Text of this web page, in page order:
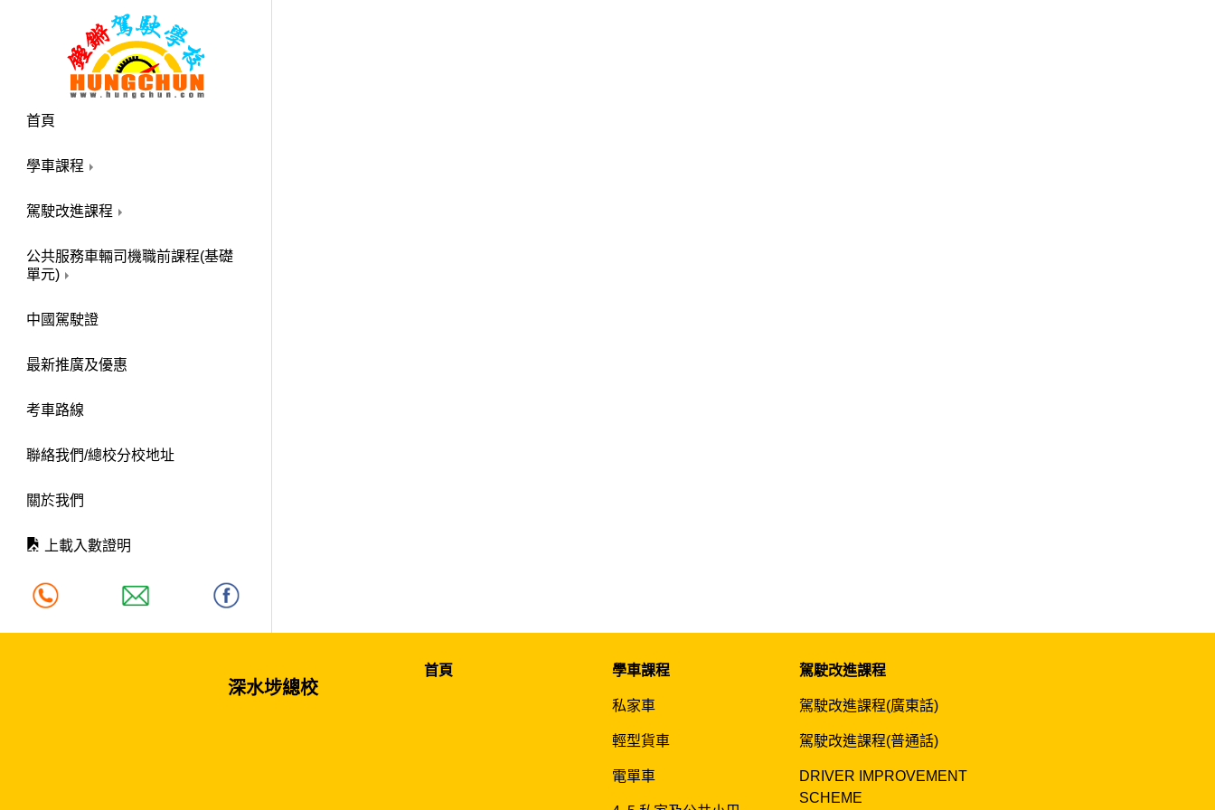
首頁
學車課程
駕駛改進課程
公共服務車輛司機職前課程(基礎
單元)
中國駕駛證
最新推廣及優惠
考車路線
聯絡我們/總校分校地址
關於我們
上載入數證明
深水埗總校
首頁 學車課程
私家車
輕型貨車
電單車
駕駛改進課程
駕駛改進課程(廣東話)
駕駛改進課程(普通話)
DRIVER IMPROVEMENT
SCHEME